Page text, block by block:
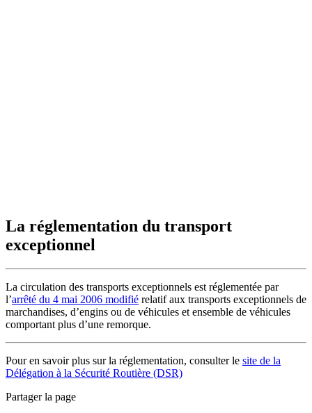
La réglementation du transport
exceptionnel
La circulation des transports exceptionnels est réglementée par
l’arrêté du 4 mai 2006 modifié relatif aux transports exceptionnels de
marchandises, d’engins ou de véhicules et ensemble de véhicules
comportant plus d’une remorque.
Pour en savoir plus sur la réglementation, consulter le site de la
Délégation à la Sécurité Routière (DSR)
Partager la page